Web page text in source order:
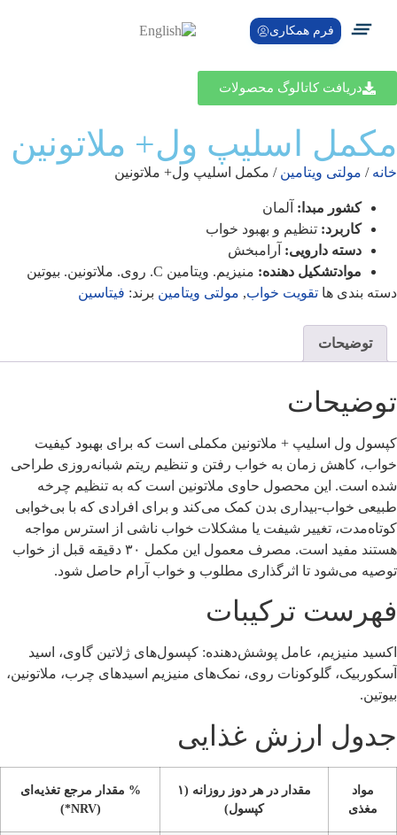
فرم همکاری
دریافت کاتالوگ محصولات
مکمل اسلیپ ول+ ملاتونین
خانه / مولتی ویتامین / مکمل اسلیپ ول+ ملاتونین
کشور مبدا: آلمان
کاربرد: تنظیم و بهبود خواب
دسته دارویی: آرامبخش
موادتشکیل دهنده: منیزیم. ویتامین C. روی. ملاتونین. بیوتین
دسته بندی ها تقویت خواب, مولتی ویتامین برند: فیتاسین
توضیحات
توضیحات
کپسول ول اسلیپ + ملاتونین مکملی است که برای بهبود کیفیت
خواب، کاهش زمان به خواب رفتن و تنظیم ریتم شبانه‌روزی طراحی
شده است. این محصول حاوی ملاتونین است که به تنظیم چرخه
طبیعی خواب-بیداری بدن کمک می‌کند و برای افرادی که با بی‌خوابی
کوتاه‌مدت، تغییر شیفت یا مشکلات خواب ناشی از استرس مواجه
هستند مفید است. مصرف معمول این مکمل ۳۰ دقیقه قبل از خواب
توصیه می‌شود تا اثرگذاری مطلوب و خواب آرام حاصل شود.
فهرست ترکیبات
اکسید منیزیم، عامل پوشش‌دهنده: کپسول‌های ژلاتین گاوی، اسید
آسکوربیک، گلوکونات روی، نمک‌های منیزیم اسیدهای چرب، ملاتونین،
بیوتین.
جدول ارزش غذایی
مواد
مغذی
مقدار در هر دوز روزانه (۱
کپسول)
% مقدار مرجع تغذیه‌ای
(NRV*)